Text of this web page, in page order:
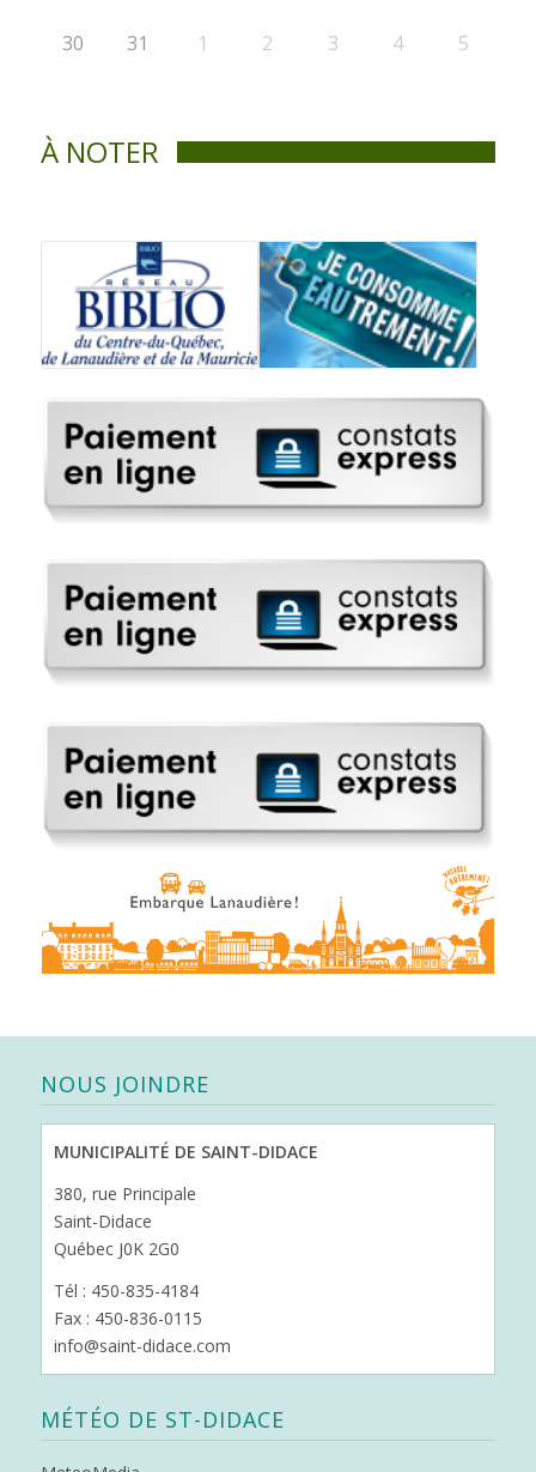
30 31 1 2 3 4 5
À NOTER
NOUS JOINDRE
MUNICIPALITÉ DE SAINT-DIDACE
380, rue Principale
Saint-Didace
Québec J0K 2G0
Tél : 450-835-4184
Fax : 450-836-0115
info@saint-didace.com
MÉTÉO DE ST-DIDACE